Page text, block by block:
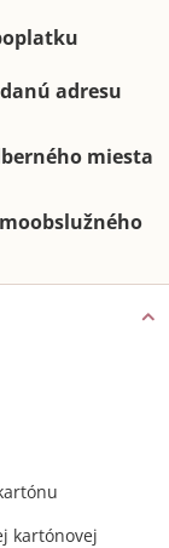
adresu
miesta
kartónovej